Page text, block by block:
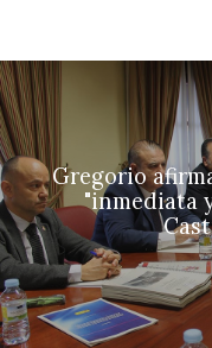
Gregorio
"inmediata